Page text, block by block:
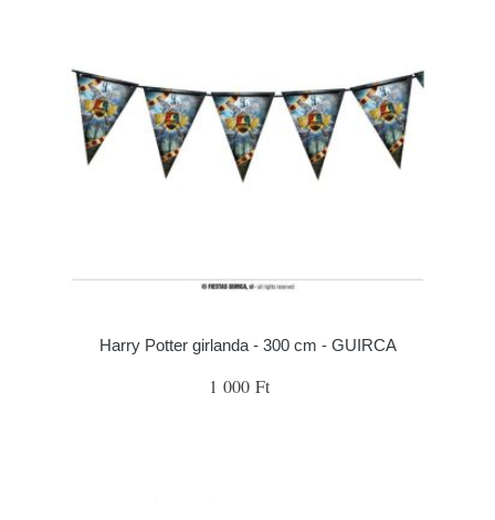
Harry Potter girlanda - 300 cm - GUIRCA
1 000 Ft